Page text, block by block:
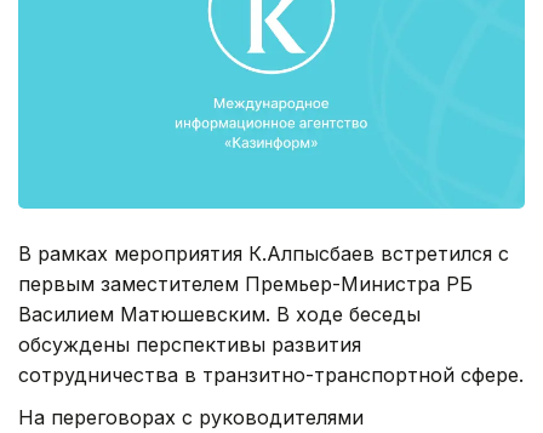
В рамках мероприятия К.Алпысбаев встретился с
первым заместителем Премьер-Министра РБ
Василием Матюшевским. В ходе беседы
обсуждены перспективы развития
сотрудничества в транзитно-транспортной сфере.
На переговорах с руководителями